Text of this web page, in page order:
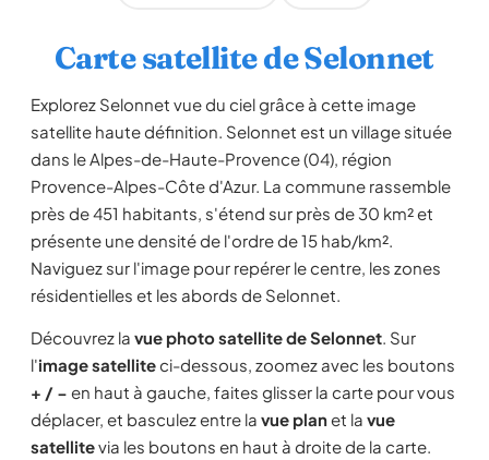
Carte satellite de Selonnet
Explorez Selonnet vue du ciel grâce à cette image
satellite haute définition. Selonnet est un village située
dans le Alpes-de-Haute-Provence (04), région
Provence-Alpes-Côte d'Azur. La commune rassemble
près de 451 habitants, s'étend sur près de 30 km² et
présente une densité de l'ordre de 15 hab/km².
Naviguez sur l'image pour repérer le centre, les zones
résidentielles et les abords de Selonnet.
Découvrez la vue photo satellite de Selonnet. Sur
l'image satelliteci-dessous, zoomez avec les boutons
+ / − en haut à gauche, faites glisser la carte pour vous
déplacer, et basculez entre la vue planet la vue
satellitevia les boutons en haut à droite de la carte.